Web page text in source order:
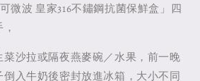
微波 皇家316不鏽鋼抗菌保鮮盒」四
沙拉或隔夜燕麥碗／水果，前一晚
入牛奶後密封放進冰箱，大小不同